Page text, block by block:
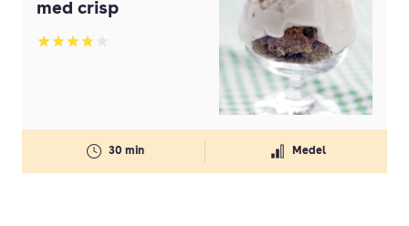
med crisp
Betyg: 3.85 av 5
30 min Medel